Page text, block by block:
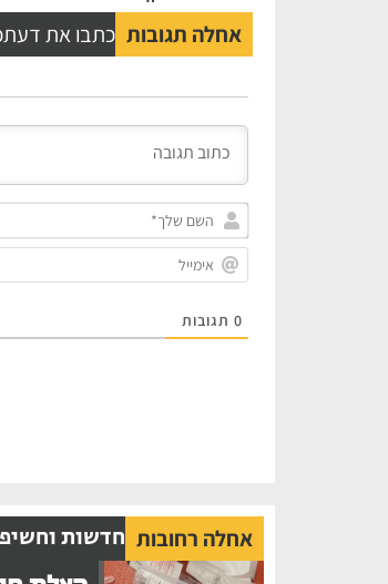
אחלה תגובות כתבו את
0 תגובות
אחלה רחובות חדשות